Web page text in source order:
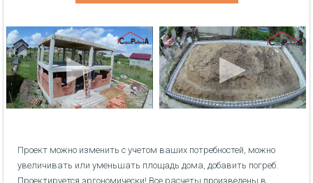
Проект можно изменить с учетом ваших потребностей, можно
увеличивать или уменьшать площадь дома, добавить погреб.
Проектируется эргономически! Все расчеты произведены в